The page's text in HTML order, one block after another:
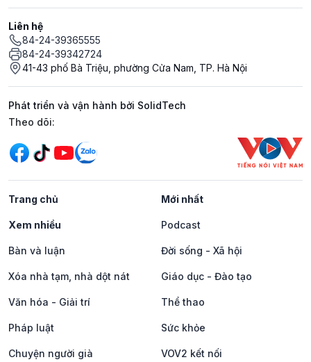
Liên hệ
84-24-39365555
84-24-39342724
41-43 phố Bà Triệu, phường Cửa Nam, TP. Hà Nội
Phát triển và vận hành bởi SolidTech
Mạng xã hội
Theo dõi:
Trang chủ Mới nhất
Xem nhiều Podcast
Bàn và luận Đời sống - Xã hội
Xóa nhà tạm, nhà dột nát Giáo dục - Đào tạo
Văn hóa - Giải trí Thể thao
Pháp luật Sức khỏe
Chuyện người già VOV2 kết nối